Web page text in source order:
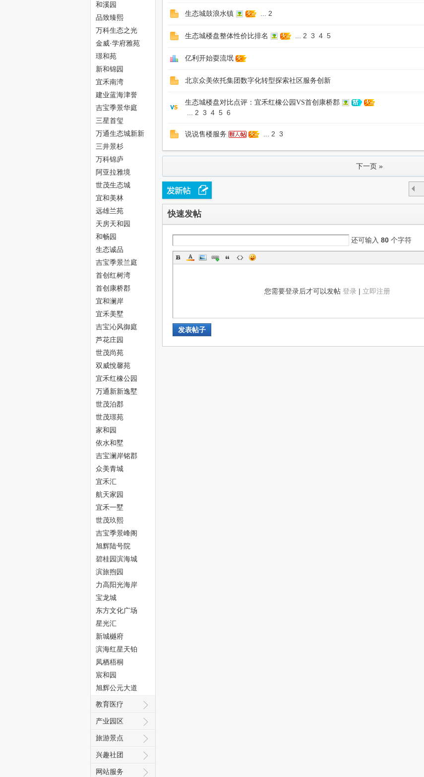
新
天
津
生
态
和溪园
品致臻熙
万科生态之光
金威·学府雅苑
璟和苑
新和锦园
宜禾南湾
建业蓝海津誉
吉宝季景华庭
三星首玺
万通生态城新新
家园
三井景杉
万科锦庐
阿亚拉雅境
世茂生态城
宜和美林
远雄兰苑
天房天和园
和畅园
生态诚品
吉宝季景兰庭
首创红树湾
首创康桥郡
宜和澜岸
宜禾美墅
吉宝沁风御庭
芦花庄园
世茂尚苑
双威悅馨苑
宜禾红橡公园
万通新新逸墅
世茂泊郡
世茂璟苑
家和园
依水和墅
吉宝澜岸铭郡
众美青城
宜禾汇
航天家园
宜禾一墅
世茂玖熙
吉宝季景峰阁
旭辉陆号院
碧桂园滨海城
滨旅煦园
力高阳光海岸
宝龙城
东方文化广场
星光汇
新城樾府
滨海红星天铂
凤栖梧桐
宸和园
旭辉公元大道
教育医疗
产业园区
旅游景点
兴趣社团
网站服务
生态城鼓浪水镇 2
生态城楼盘整体性价比排名 2 3 4 5
亿利开始耍流氓
北京众美依托集团数字化转型探索社区服务创新
生态城楼盘对比点评：宜禾红橡公园VS首创康桥郡
2 3 4 5 6
说说售楼服务 2 3
下一页 »
快速发帖
还可输入 80 个字符
您需要登录后才可以发帖 登录 | 立即注册
发表帖子